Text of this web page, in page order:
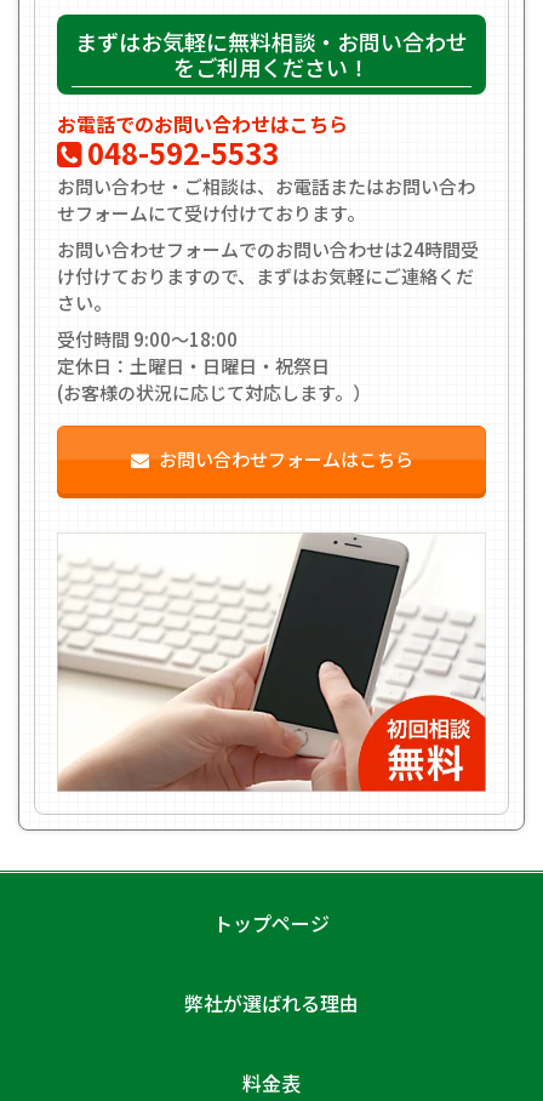
まずはお気軽に無料相談・お問い合わせ
をご利用ください！
お電話でのお問い合わせはこちら
048-592-5533
お問い合わせ・ご相談は、お電話またはお問い合わ
せフォームにて受け付けております。
お問い合わせフォームでのお問い合わせは24時間受
け付けておりますので、まずはお気軽にご連絡くだ
さい。
受付時間 9:00〜18:00
定休日：土曜日・日曜日・祝祭日
(お客様の状況に応じて対応します。）
お問い合わせフォームはこちら
トップページ
弊社が選ばれる理由
料金表